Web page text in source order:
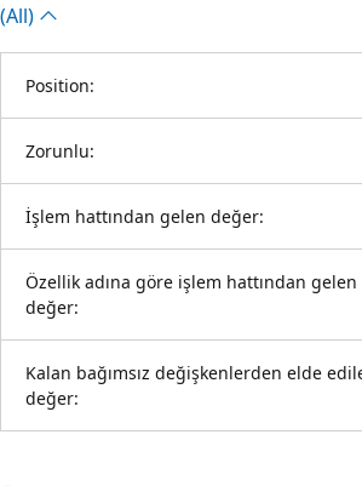
(All)
Position:
Zorunlu:
İşlem hattından gelen değer:
Özellik adına göre işlem hattından gelen
değer:
Kalan bağımsız değişkenlerden elde
değer: